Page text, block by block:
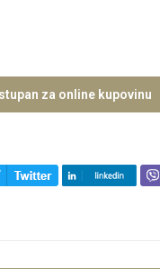
za online kupovinu